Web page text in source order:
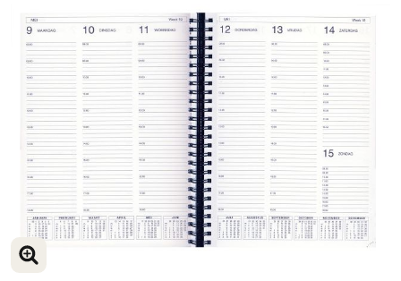
VERGROOT AFBEELDING